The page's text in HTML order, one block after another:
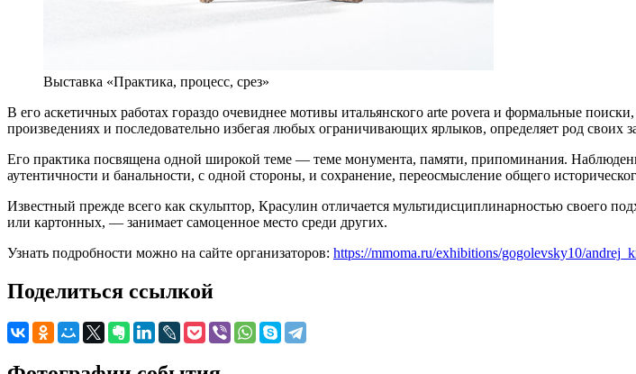
Выставка «Практика, процесс, срез»
В его аскетичных работах гораздо очевиднее мотивы итальянского arte povera и формальные
произведениях и последовательно избегая любых ограничивающих ярлыков, определяет род своих
Его практика посвящена одной широкой теме — теме монумента, памяти, припоминания.
аутентичности и банальности, с одной стороны, и сохранение, переосмысление общего
Известный прежде всего как скульптор, Красулин отличается мультидисциплинарностью своего
или картонных, — занимает самоценное место среди других.
Узнать подробности можно на сайте организаторов: https://mmoma.ru/exhibitions/gogolevsky10/
Поделиться ссылкой